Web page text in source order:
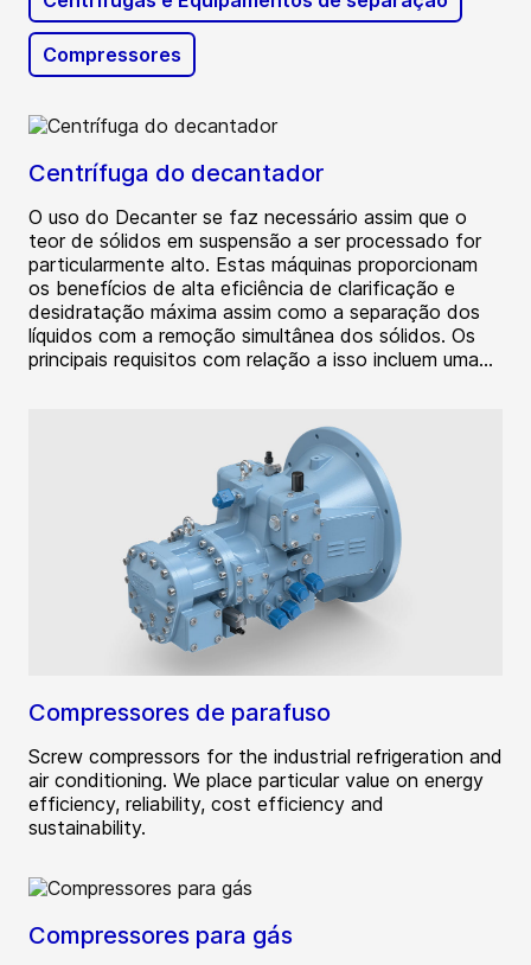
Compressores
Centrífuga do decantador
O uso do Decanter se faz necessário assim que o
teor de sólidos em suspensão a ser processado for
particularmente alto. Estas máquinas proporcionam
os benefícios de alta eficiência de clarificação e
desidratação máxima assim como a separação dos
líquidos com a remoção simultânea dos sólidos. Os
principais requisitos com relação a isso incluem uma...
Compressores de parafuso
Screw compressors for the industrial refrigeration and
air conditioning. We place particular value on energy
efficiency, reliability, cost efficiency and
sustainability.
Compressores para gás